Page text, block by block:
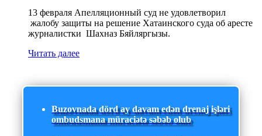
13 февраля Апелляционный суд не удовлетворил
жалобу защиты на решение Хатаинского суда об аресте
журналистки Шахназ Бяйляргызы.
Читать далее
Buzovnada dörd ay davam edən drenaj işləri
ombudsmana müraciətə səbəb olub